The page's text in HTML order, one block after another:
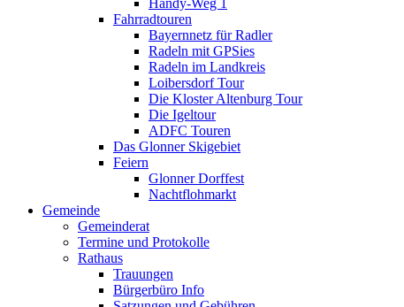
Handy-Weg 1
Fahrradtouren
Bayernnetz für Radler
Radeln mit GPSies
Radeln im Landkreis
Loibersdorf Tour
Die Kloster Altenburg Tour
Die Igeltour
ADFC Touren
Das Glonner Skigebiet
Feiern
Glonner Dorffest
Nachtflohmarkt
Gemeinde
Gemeinderat
Termine und Protokolle
Rathaus
Trauungen
Bürgerbüro Info